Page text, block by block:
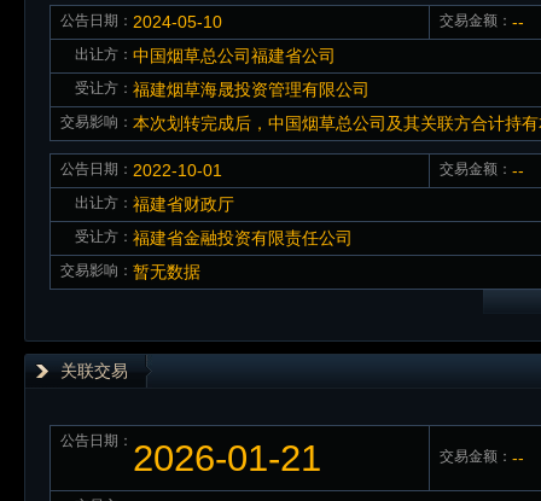
公告日期： 2024-05-10 交易金额： --
出让方： 中国烟草总公司福建省公司
受让方： 福建烟草海晟投资管理有限公司
交易影响： 本次划转完成后，中国烟草总公司及其关联方合计持
公告日期： 2022-10-01 交易金额： --
出让方： 福建省财政厅
受让方： 福建省金融投资有限责任公司
交易影响： 暂无数据
关联交易
公告日期： 2026-01-21 交易金额： --